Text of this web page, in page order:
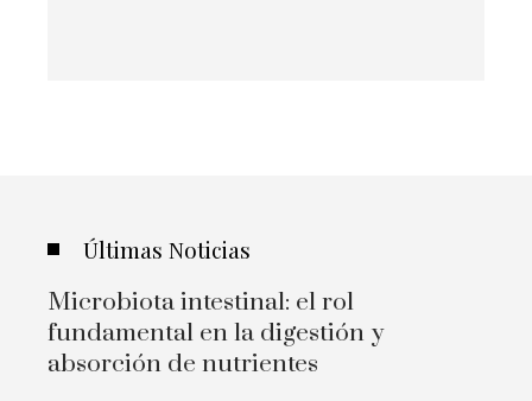
Últimas Noticias
Microbiota intestinal: el rol
fundamental en la digestión y
absorción de nutrientes